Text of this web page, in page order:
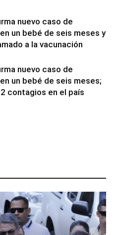
nuevo caso de
un bebé de seis meses y
a la vacunación
nuevo caso de
un bebé de seis meses;
contagios en el país